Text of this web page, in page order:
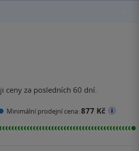
ceny za posledních 60 dní.
Minimální prodejní cena:877 Kč